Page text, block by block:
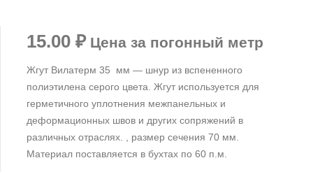
15.00₽ Цена за погонный метр
Жгут Вилатерм 35 мм — шнур из вспененного
полиэтилена серого цвета. Жгут используется для
герметичного уплотнения межпанельных и
деформационных швов и других сопряжений в
различных отраслях. , размер сечения 70 мм.
Материал поставляется в бухтах по 60 п.м.